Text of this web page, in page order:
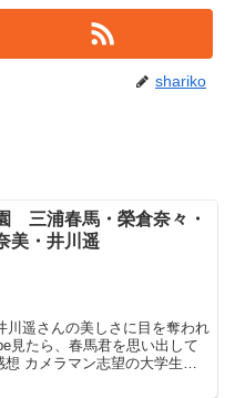
shariko
三浦春馬・榮倉奈々・
美・井川遥
川遥さんの美しさに目を奪われ
見たら、春馬君を思い出して
カメラマン志望の大学生光